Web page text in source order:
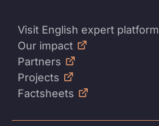
Visit English expert platform
Our impact
Partners
Projects
Factsheets